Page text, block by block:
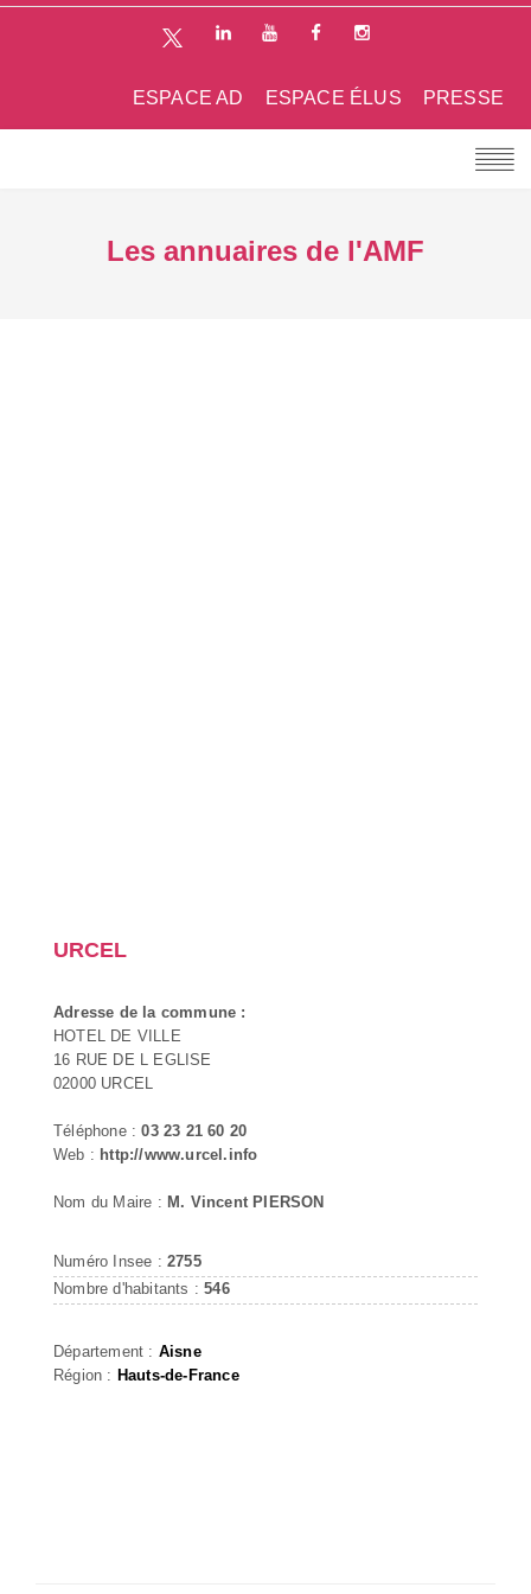
PRESSE
ESPACE ÉLUS
ESPACE AD
Les annuaires de l'AMF
URCEL
Adresse de la commune :
HOTEL DE VILLE
16 RUE DE L EGLISE
02000 URCEL
Téléphone :03 23 21 60 20
Web : http://www.urcel.info
Nom du Maire : M. Vincent PIERSON
Numéro Insee : 2755
Nombre d'habitants :546
Département : Aisne
Région : Hauts-de-France